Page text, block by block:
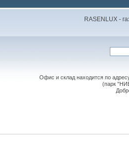
RASENLUX -
Офис и склад находится по
(парк